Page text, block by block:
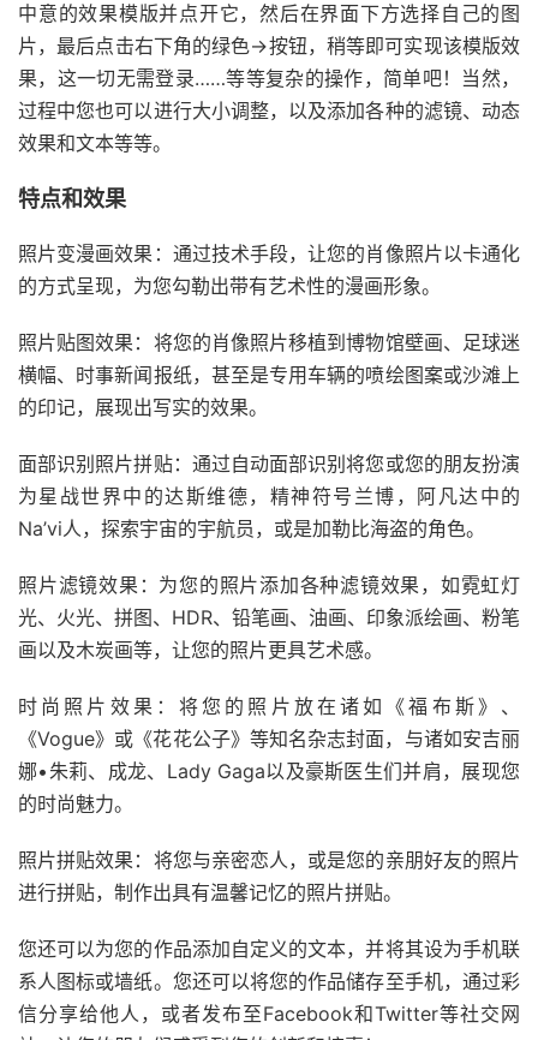
中意的效果模版并点开它，然后在界面下方选择自己的图
片，最后点击右下角的绿色→按钮，稍等即可实现该模版效
果，这一切无需登录……等等复杂的操作，简单吧！当然，
过程中您也可以进行大小调整，以及添加各种的滤镜、动态
效果和文本等等。
特点和效果
照片变漫画效果：通过技术手段，让您的肖像照片以卡通化
的方式呈现，为您勾勒出带有艺术性的漫画形象。
照片贴图效果：将您的肖像照片移植到博物馆壁画、足球迷
横幅、时事新闻报纸，甚至是专用车辆的喷绘图案或沙滩上
的印记，展现出写实的效果。
面部识别照片拼贴：通过自动面部识别将您或您的朋友扮演
为星战世界中的达斯维德，精神符号兰博，阿凡达中的
Na’vi人，探索宇宙的宇航员，或是加勒比海盗的角色。
照片滤镜效果：为您的照片添加各种滤镜效果，如霓虹灯
光、火光、拼图、HDR、铅笔画、油画、印象派绘画、粉笔
画以及木炭画等，让您的照片更具艺术感。
时尚照片效果：将您的照片放在诸如《福布斯》、
《Vogue》或《花花公子》等知名杂志封面，与诸如安吉丽
娜•朱莉、成龙、Lady Gaga以及豪斯医生们并肩，展现您
的时尚魅力。
照片拼贴效果：将您与亲密恋人，或是您的亲朋好友的照片
进行拼贴，制作出具有温馨记忆的照片拼贴。
您还可以为您的作品添加自定义的文本，并将其设为手机联
系人图标或墙纸。您还可以将您的作品储存至手机，通过彩
信分享给他人，或者发布至Facebook和Twitter等社交网